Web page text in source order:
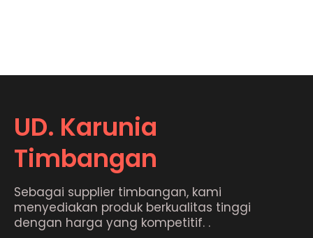
UD. Karunia
Timbangan
Sebagai supplier timbangan, kami
menyediakan produk berkualitas tinggi
dengan harga yang kompetitif. .